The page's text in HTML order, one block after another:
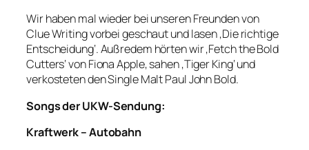
Wir haben mal wieder bei unseren Freunden von
Clue Writing vorbei geschaut und lasen ‚Die richtige
Entscheidung‘. Außredem hörten wir ‚Fetch the Bold
Cutters‘ von Fiona Apple, sahen ‚Tiger King‘ und
verkosteten den Single Malt Paul John Bold.
Songs der UKW-Sendung:
Kraftwerk – Autobahn